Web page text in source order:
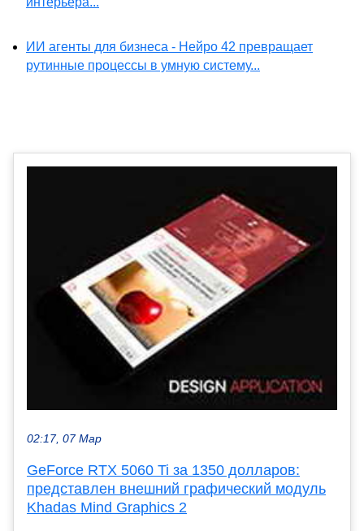
ИИ агенты для бизнеса - Нейро 42 превращает
рутинные процессы в умную систему...
02:17, 07 Мар
GeForce RTX 5060 Ti за 1350 долларов:
представлен внешний графический модуль
Khadas Mind Graphics 2